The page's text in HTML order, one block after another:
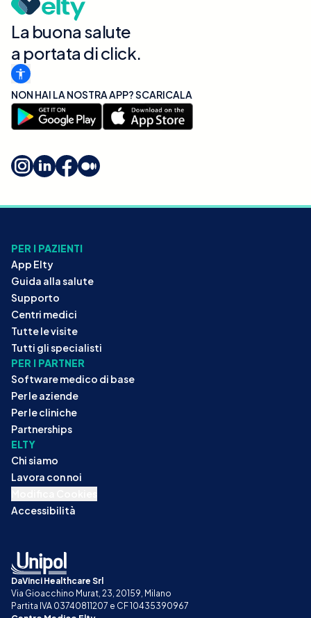
La buona salute
a portata di click.
NON HAI LA NOSTRA APP? SCARICALA
PER I PAZIENTI
App Elty
Guida alla salute
Supporto
Centri medici
Tutte le visite
Tutti gli specialisti
PER I PARTNER
Software medico di base
Per le aziende
Per le cliniche
Partnerships
ELTY
Chi siamo
Lavora con noi
Accessibilità
DaVinci Healthcare Srl
Via Gioacchino Murat, 23, 20159, Milano
Partita IVA 03740811207 e CF 10435390967